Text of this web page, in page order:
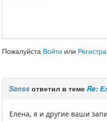
Пожалуйста Войти или
Sanss ответил в темеRe:
Елена, я и другие ваши